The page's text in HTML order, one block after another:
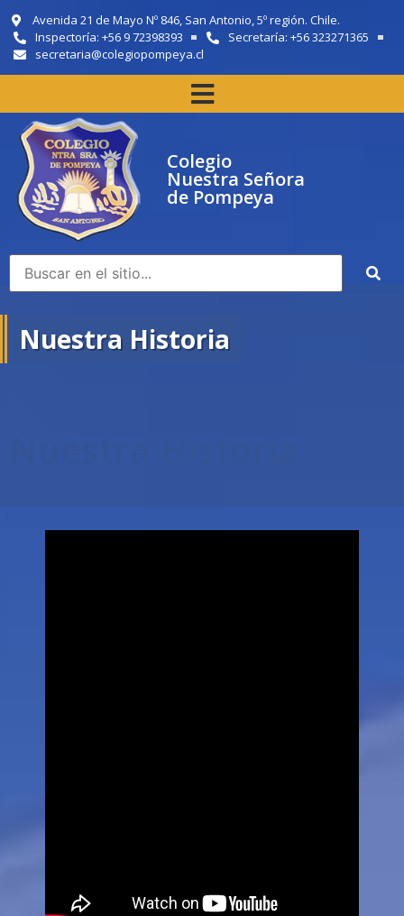
Avenida 21 de Mayo Nº 846, San Antonio, 5º región. Chile.
Inspectoría: +56 9 72398393
Secretaría: +56 323271365
secretaria@colegiopompeya.cl
Colegio
Nuestra Señora
de Pompeya
Nuestra Historia